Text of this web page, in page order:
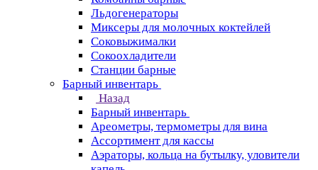
Льдогенераторы
Миксеры для молочных коктейлей
Соковыжималки
Сокоохладители
Станции барные
Барный инвентарь
Назад
Барный инвентарь
Ареометры, термометры для вина
Ассортимент для кассы
Аэраторы, кольца на бутылку, уловители